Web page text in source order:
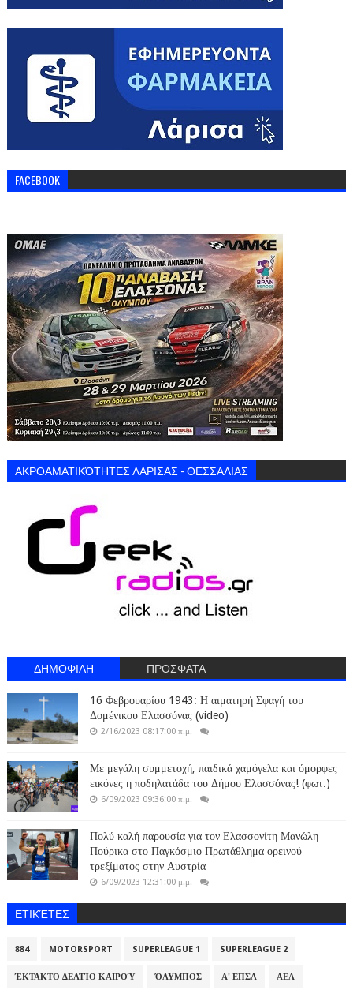
FACEBOOK
ΑΚΡΟΑΜΑΤΙΚΌΤΗΤΕΣ ΛΑΡΙΣΑΣ - ΘΕΣΣΑΛΙΑΣ
ΔΗΜΟΦΙΛΗ ΠΡΟΣΦΑΤΑ
16 Φεβρουαρίου 1943: Η αιματηρή Σφαγή του
Δομένικου Ελασσόνας (video)
2/16/2023 08:17:00 π.μ.
Με μεγάλη συμμετοχή, παιδικά χαμόγελα και όμορφες
εικόνες η ποδηλατάδα του Δήμου Ελασσόνας! (φωτ.)
6/09/2023 09:36:00 π.μ.
Πολύ καλή παρουσία για τον Ελασσονίτη Μανώλη
Πούρικα στο Παγκόσμιο Πρωτάθλημα ορεινού
τρεξίματος στην Αυστρία
6/09/2023 12:31:00 μ.μ.
ΕΤΙΚΈΤΕΣ
884 MOTORSPORT SUPERLEAGUE 1 SUPERLEAGUE 2
ΈΚΤΑΚΤΟ ΔΕΛΤΊΟ ΚΑΙΡΟΎ ΌΛΥΜΠΟΣ Α' ΕΠΣΛ ΑΕΛ